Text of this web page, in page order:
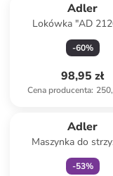
Adler
Lokówka "AD
kolorze jasnoróżowo-
-60%
98,95 zł
Cena producenta:
Adler
Maszynka do
włosów "AD 2831" w
srebrno-szarym
-53%